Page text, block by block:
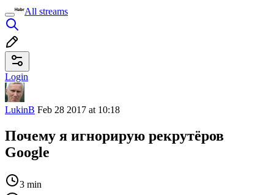
All streams
Login
LukinB Feb 28 2017 at 10:18
Почему я игнорирую рекрутёров
Google
3 min